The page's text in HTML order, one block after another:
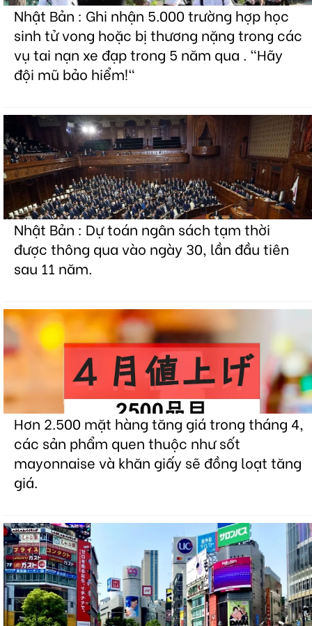
Nhật Bản : Ghi nhận 5.000 trường hợp học
sinh tử vong hoặc bị thương nặng trong các
vụ tai nạn xe đạp trong 5 năm qua . "Hãy
đội mũ bảo hiểm!"
Nhật Bản : Dự toán ngân sách tạm thời
được thông qua vào ngày 30, lần đầu tiên
sau 11 năm.
Hơn 2.500 mặt hàng tăng giá trong tháng 4,
các sản phẩm quen thuộc như sốt
mayonnaise và khăn giấy sẽ đồng loạt tăng
giá.